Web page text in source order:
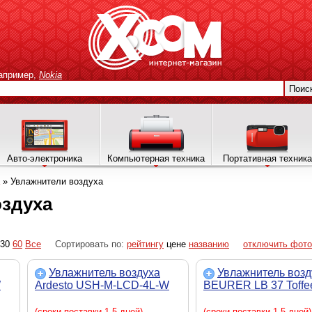
Nokia
Авто-электроника Компьютерная техника Портативная техника
» Увлажнители воздуха
30 60 Все Сортировать по: рейтингу цене названию отключить фото
Увлажнитель воздуха
Ardesto USH-M-LCD-4L-W
Увлажнитель
BEURER LB 37